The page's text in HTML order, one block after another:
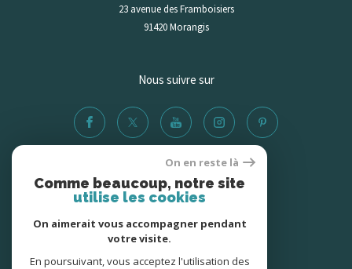
23 avenue des Framboisiers
91420
morangis
Nous suivre sur
Adhérents
On en reste là
Comme beaucoup, notre site
utilise les cookies
On aimerait vous accompagner pendant
votre visite.
En poursuivant, vous acceptez l'utilisation des